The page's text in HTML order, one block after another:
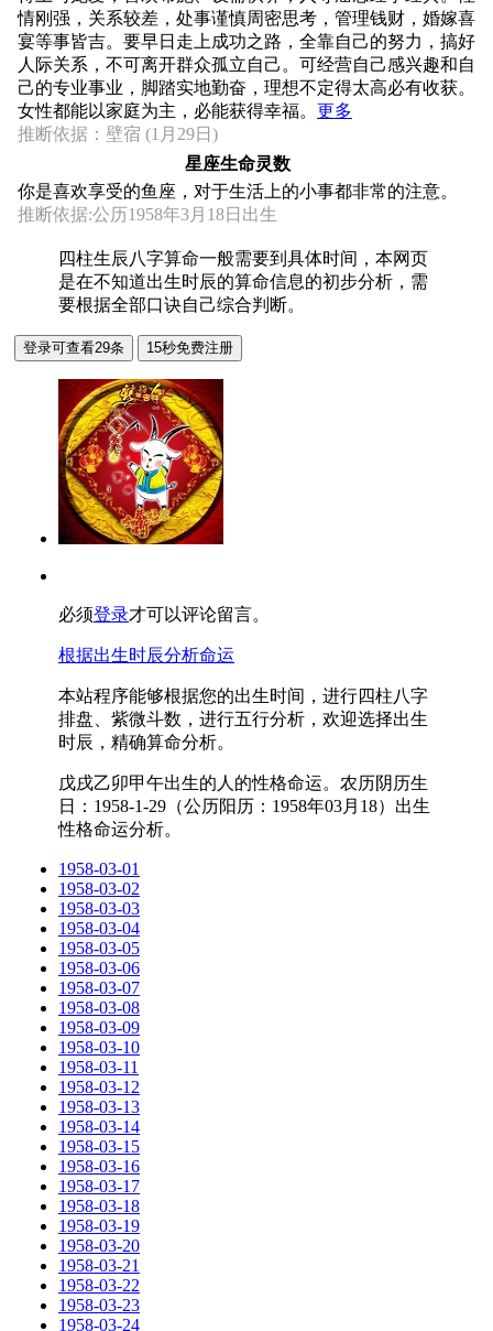
情刚强，关系较差，处事谨慎周密思考，管理钱财，婚嫁喜
宴等事皆吉。要早日走上成功之路，全靠自己的努力，搞好
人际关系，不可离开群众孤立自己。可经营自己感兴趣和自
己的专业事业，脚踏实地勤奋，理想不定得太高必有收获。
女性都能以家庭为主，必能获得幸福。 更多
推断依据：壁宿 (1月29日)
星座生命灵数
你是喜欢享受的鱼座，对于生活上的小事都非常的注意。
推断依据:公历1958年3月18日出生
四柱生辰八字算命一般需要到具体时间，本网页
是在不知道出生时辰的算命信息的初步分析，需
要根据全部口诀自己综合判断。
必须登录才可以评论留言。
根据出生时辰分析命运
本站程序能够根据您的出生时间，进行四柱八字
排盘、紫微斗数，进行五行分析，欢迎选择出生
时辰，精确算命分析。
戊戌乙卯甲午出生的人的性格命运。农历阴历生
日：1958-1-29（公历阳历：1958年03月18）出生
性格命运分析。
1958-03-01
1958-03-02
1958-03-03
1958-03-04
1958-03-05
1958-03-06
1958-03-07
1958-03-08
1958-03-09
1958-03-10
1958-03-11
1958-03-12
1958-03-13
1958-03-14
1958-03-15
1958-03-16
1958-03-17
1958-03-18
1958-03-19
1958-03-20
1958-03-21
1958-03-22
1958-03-23
1958-03-24